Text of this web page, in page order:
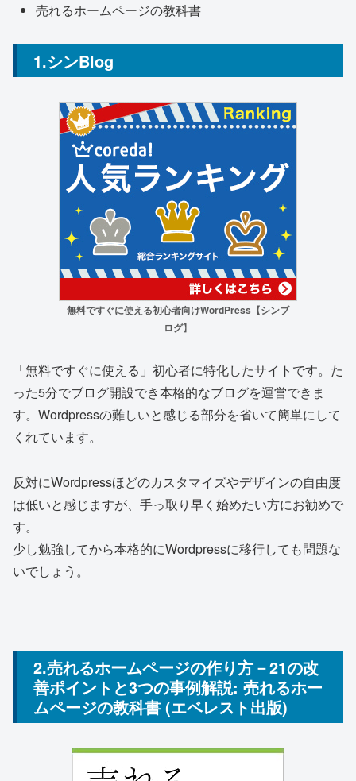
売れるホームページの教科書
1.シンBlog
無料ですぐに使える初心者向けWordPress【シンブ
ログ】
「無料ですぐに使える」初心者に特化したサイトです。た
った5分でブログ開設でき本格的なブログを運営できま
す。Wordpressの難しいと感じる部分を省いて簡単にして
くれています。
反対にWordpressほどのカスタマイズやデザインの自由度
は低いと感じますが、手っ取り早く始めたい方にお勧めで
す。
少し勉強してから本格的にWordpressに移行しても問題な
いでしょう。
2.売れるホームページの作り方－21の改
善ポイントと3つの事例解説: 売れるホー
ムページの教科書 (エベレスト出版)